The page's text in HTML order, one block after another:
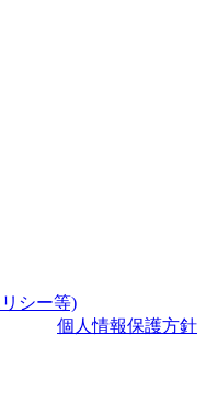
シー等)
個人情報保護方針